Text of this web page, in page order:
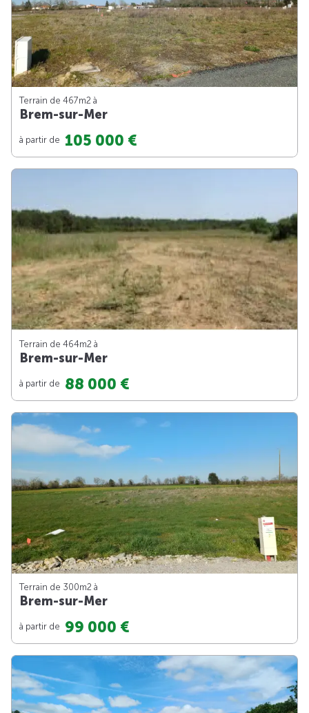
Terrain de 467m2 à
Brem-sur-Mer
à partir de 105 000 €
Terrain de 464m2 à
Brem-sur-Mer
à partir de 88 000 €
Terrain de 300m2 à
Brem-sur-Mer
à partir de 99 000 €